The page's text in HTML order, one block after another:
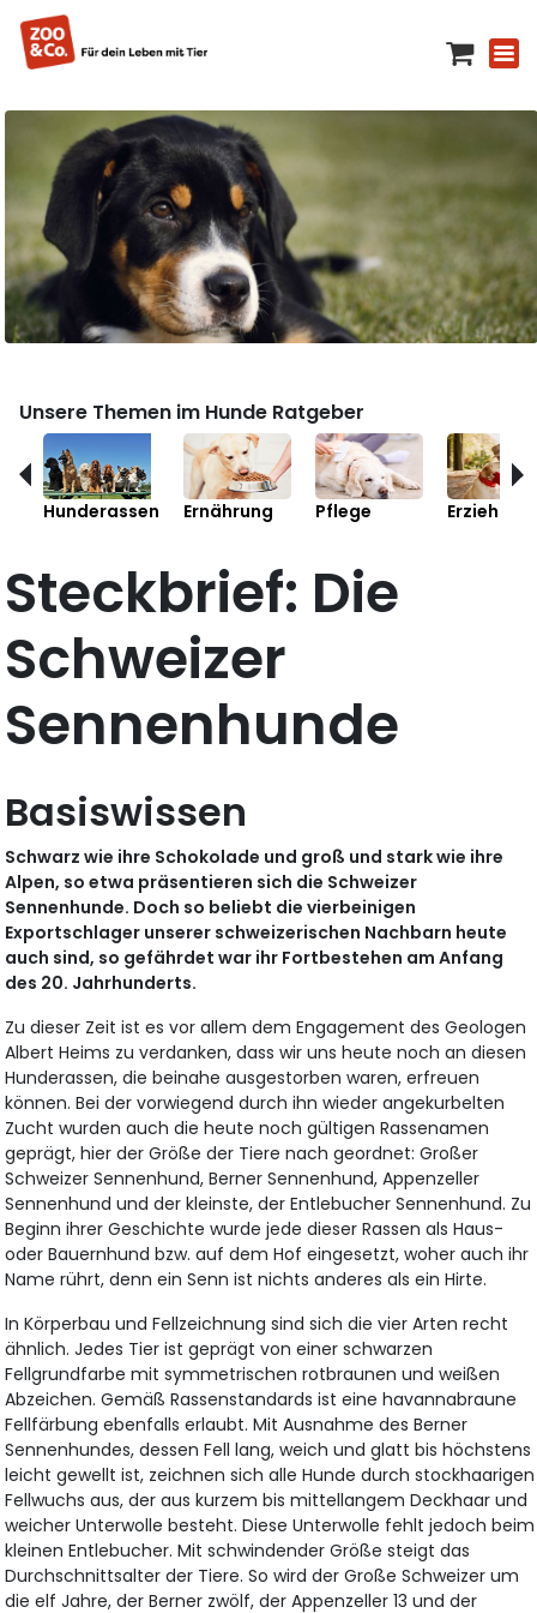
Unsere Themen im Hunde Ratgeber
Hunderassen Ernährung Pflege Erziehung
Steckbrief: Die
Schweizer
Sennenhunde
Basiswissen
Schwarz wie ihre Schokolade und groß und stark wie ihre
Alpen, so etwa präsentieren sich die Schweizer
Sennenhunde. Doch so beliebt die vierbeinigen
Exportschlager unserer schweizerischen Nachbarn heute
auch sind, so gefährdet war ihr Fortbestehen am Anfang
des 20. Jahrhunderts.
Zu dieser Zeit ist es vor allem dem Engagement des Geologen
Albert Heims zu verdanken, dass wir uns heute noch an diesen
Hunderassen, die beinahe ausgestorben waren, erfreuen
können. Bei der vorwiegend durch ihn wieder angekurbelten
Zucht wurden auch die heute noch gültigen Rassenamen
geprägt, hier der Größe der Tiere nach geordnet: Großer
Schweizer Sennenhund, Berner Sennenhund, Appenzeller
Sennenhund und der kleinste, der Entlebucher Sennenhund. Zu
Beginn ihrer Geschichte wurde jede dieser Rassen als Haus-
oder Bauernhund bzw. auf dem Hof eingesetzt, woher auch ihr
Name rührt, denn ein Senn ist nichts anderes als ein Hirte.
In Körperbau und Fellzeichnung sind sich die vier Arten recht
ähnlich. Jedes Tier ist geprägt von einer schwarzen
Fellgrundfarbe mit symmetrischen rotbraunen und weißen
Abzeichen. Gemäß Rassenstandards ist eine havannabraune
Fellfärbung ebenfalls erlaubt. Mit Ausnahme des Berner
Sennenhundes, dessen Fell lang, weich und glatt bis höchstens
leicht gewellt ist, zeichnen sich alle Hunde durch stockhaarigen
Fellwuchs aus, der aus kurzem bis mittellangem Deckhaar und
weicher Unterwolle besteht. Diese Unterwolle fehlt jedoch beim
kleinen Entlebucher. Mit schwindender Größe steigt das
Durchschnittsalter der Tiere. So wird der Große Schweizer um
die elf Jahre, der Berner zwölf, der Appenzeller 13 und der